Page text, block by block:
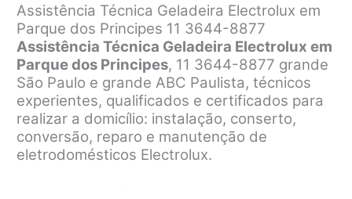
Assistência Técnica Geladeira Electrolux em
Parque dos Principes 11 3644-8877
Assistência Técnica Geladeira Electrolux em
Parque dos Principes, 11 3644-8877 grande
São Paulo e grande ABC Paulista, técnicos
experientes, qualificados e certificados para
realizar a domicílio: instalação, conserto,
conversão, reparo e manutenção de
eletrodomésticos Electrolux.